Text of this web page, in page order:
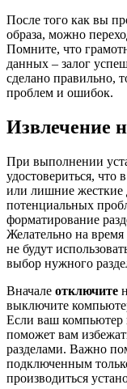
После того как вы
образа, можно
Помните, что
данных – залог
сделано правильно,
проблем и ошибок.
Извлечение
При выполнении
удостовериться, что
или лишние жесткие
потенциальных
форматирование
Желательно на
не будут
выбор нужного
Вначале отключите
выключите
Если ваш компьютер
поможет вам
разделами. Важно
подключенным
производиться